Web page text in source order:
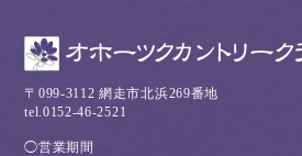
〒099-3112 網走市北浜269番地
tel.0152-46-2521
◯営業期間